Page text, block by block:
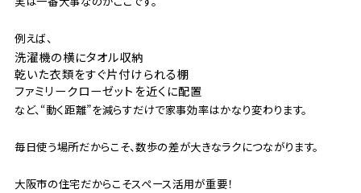
例えば、
洗濯機の横にタオル収納
乾いた衣類をすぐ片付けられる棚
ファミリークローゼットを近くに配置
など、“動く距離”を減らすだけで家事効率はかなり変わります。
毎日使う場所だからこそ、数歩の差が大きなラクにつながります。
大阪市の住宅だからこそスペース活用が重要！